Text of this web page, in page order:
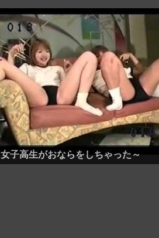
女子高生がおならをしちゃった～